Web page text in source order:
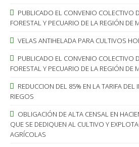
PUBLICADO EL CONVENIO COLECTIVO
FORESTAL Y PECUARIO DE LA REGIÓN DE
VELAS ANTIHELADA PARA CULTIVOS
PUBLICADO EL CONVENIO COLECTIVO
FORESTAL Y PECUARIO DE LA REGIÓN DE
REDUCCION DEL 85% EN LA TARIFA DEL
RIEGOS
OBLIGACIÓN DE ALTA CENSAL EN
QUE SE DEDIQUEN AL CULTIVO Y
AGRÍCOLAS